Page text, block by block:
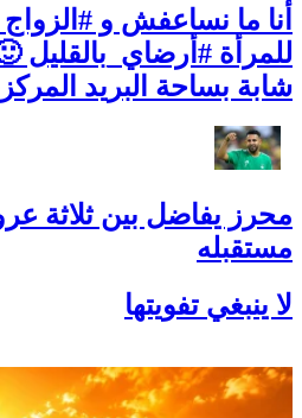
أنا ما نساعفش و
للمرأة #أرضاي_بالقليل
شابة بساحة البريد
محرز يفاضل بين ثلاثة
مستقبله
لا ينبغي تفويتها